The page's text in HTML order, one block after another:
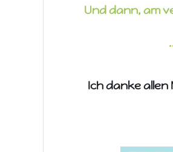
Und dann, am
Ich danke